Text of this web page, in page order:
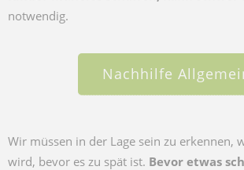
notwendig.
Nachhilfe
Wir müssen in der Lage sein zu erkennen,
wird, bevor es zu spät ist. Bevor etwas